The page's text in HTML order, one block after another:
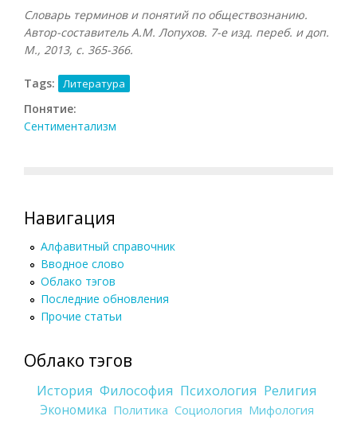
Словарь терминов и понятий по обществознанию.
Автор-составитель А.М. Лопухов. 7-е изд. переб. и доп.
М., 2013, с. 365-366.
Tags: Литература
Понятие:
Сентиментализм
Навигация
Алфавитный справочник
Вводное слово
Облако тэгов
Последние обновления
Прочие статьи
Облако тэгов
История Философия Психология Религия
Экономика Политика Социология Мифология